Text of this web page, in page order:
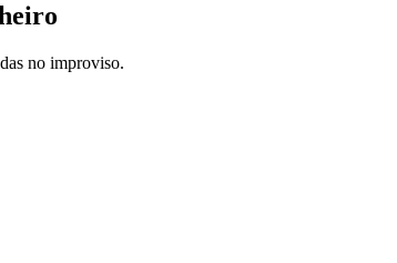
no improviso.